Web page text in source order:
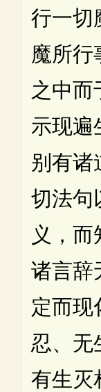
行一切
魔所行
之中而
示现遍
别有诸
切法句
义，
诸言辞
定而现
忍、无
有生灭